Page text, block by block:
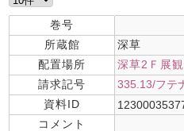
巻号
所蔵館
深草
配置場所
深草2Ｆ展
請求記号
335.13/フテ
資料ID
コメント